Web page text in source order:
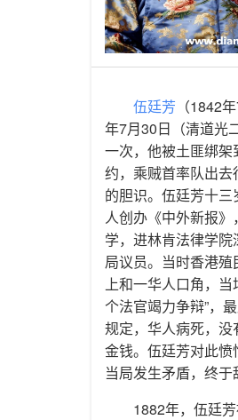
伍廷芳 （1842
年7月30日（清道光
一次，他被土匪绑
约，乘贼首率队出
的胆识。伍廷芳十
人创办《中外新报
学，进林肯法律学
局议员。当时香港
上和一华人口角，
个法官竭力争辩”，
规定，华人病死，
金钱。伍廷芳对此
当局发生矛盾，终于
1882年，伍廷